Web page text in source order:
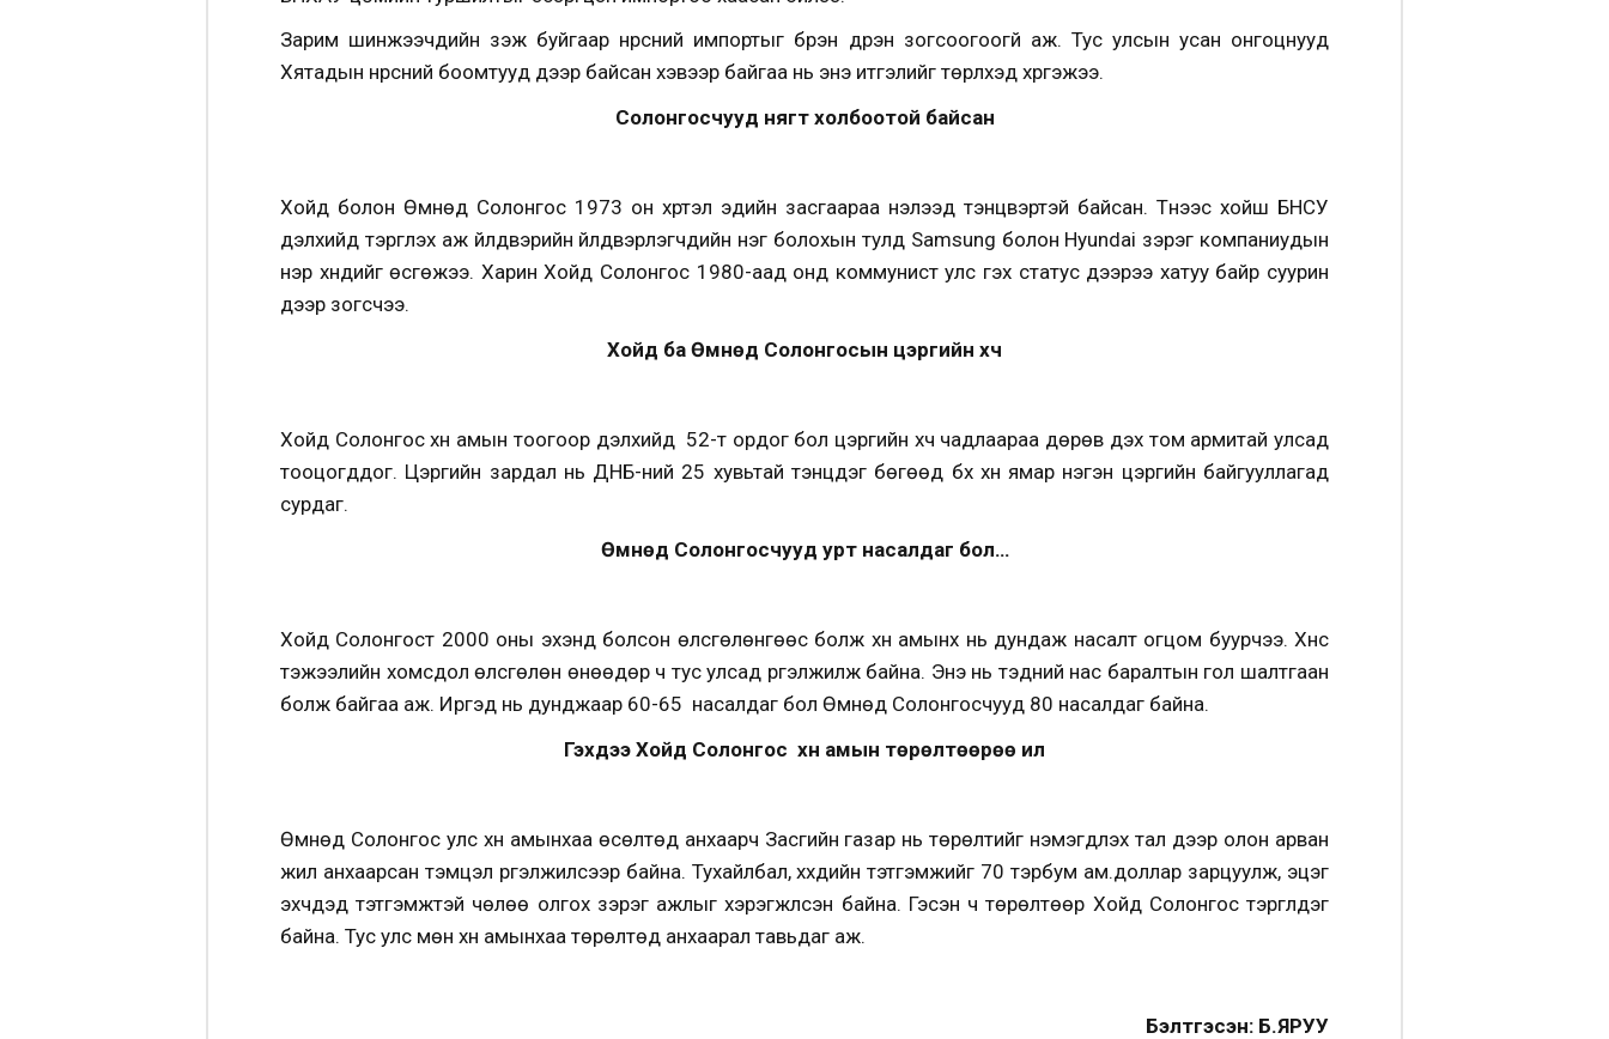
Зарим шинжээчдийн үзэж буйгаар нүүрсний импортыг бүрэн дүүрэн зогсоогоогүй аж. Тус улсын усан онгоцнууд
Хятадын нүүрсний боомтууд дээр байсан хэвээр байгаа нь энэ итгэлийг төрүүлхэд хүргэжээ.
Солонгосчууд нягт холбоотой байсан
Хойд болон Өмнөд Солонгос 1973 он хүртэл эдийн засгаараа нэлээд тэнцвэртэй байсан. Түүнээс хойш БНСУ
дэлхийд тэргүүлэх аж үйлдвэрийн үйлдвэрлэгчдийн нэг болохын тулд Samsung болон Hyundai зэрэг компаниудын
нэр хүндийг өсгөжээ. Харин Хойд Солонгос 1980-аад онд коммунист улс гэх статус дээрээ хатуу байр суурин
дээр зогсчээ.
Хойд ба Өмнөд Солонгосын цэргийн хүч
Хойд Солонгос хүн амын тоогоор дэлхийд 52-т ордог бол цэргийн хүч чадлаараа дөрөв дэх том армитай улсад
тооцогддог. Цэргийн зардал нь ДНБ-ний 25 хувьтай тэнцдэг бөгөөд бүх хүн ямар нэгэн цэргийн байгууллагад
сурдаг.
Өмнөд Солонгосчууд урт насалдаг бол…
Хойд Солонгост 2000 оны эхэнд болсон өлсгөлөнгөөс болж хүн амынх нь дундаж насалт огцом буурчээ. Хүнс
тэжээлийн хомсдол өлсгөлөн өнөөдөр ч тус улсад үргэлжилж байна. Энэ нь тэдний нас баралтын гол шалтгаан
болж байгаа аж. Иргэд нь дунджаар 60-65 насалдаг бол Өмнөд Солонгосчууд 80 насалдаг байна.
Гэхдээ Хойд Солонгос хүн амын төрөлтөөрөө илүү
Өмнөд Солонгос улс хүн амынхаа өсөлтөд анхаарч Засгийн газар нь төрөлтийг нэмэгдүүлэх тал дээр олон арван
жил анхаарсан тэмцэл үргэлжилсээр байна. Тухайлбал, хүүхдийн тэтгэмжийг 70 тэрбум ам.доллар зарцуулж, эцэг
эхчүүдэд тэтгэмжтэй чөлөө олгох зэрэг ажлыг хэрэгжүүлсэн байна. Гэсэн ч төрөлтөөр Хойд Солонгос тэргүүлдэг
байна. Тус улс мөн хүн амынхаа төрөлтөд анхаарал тавьдаг аж.
Бэлтгэсэн: Б.ЯРУУ